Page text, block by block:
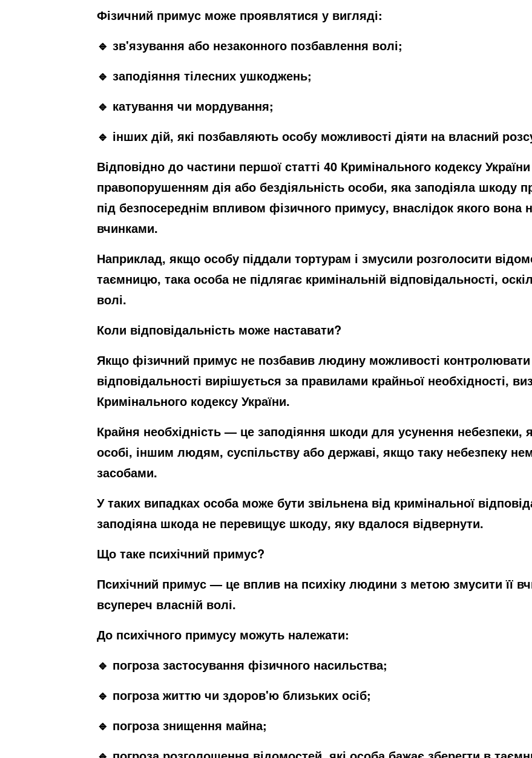
Фізичний примус може проявлятися у вигляді:
🔹 зв'язування або незаконного позбавлення волі;
🔹 заподіяння тілесних ушкоджень;
🔹 катування чи мордування;
🔹 інших дій, які позбавляють особу можливості діяти на власний
Відповідно до частини першої статті 40 Кримінального кодексу
правопорушенням дія або бездіяльність особи, яка заподіяла шкоду
під безпосереднім впливом фізичного примусу, внаслідок якого вона
вчинками.
Наприклад, якщо особу піддали тортурам і змусили розголосити
таємницю, така особа не підлягає кримінальній відповідальності,
волі.
Коли відповідальність може наставати?
Якщо фізичний примус не позбавив людину можливості контролювати
відповідальності вирішується за правилами крайньої необхідності,
Кримінального кодексу України.
Крайня необхідність — це заподіяння шкоди для усунення небезпеки,
особі, іншим людям, суспільству або державі, якщо таку небезпеку
засобами.
У таких випадках особа може бути звільнена від кримінальної
заподіяна шкода не перевищує шкоду, яку вдалося відвернути.
Що таке психічний примус?
Психічний примус — це вплив на психіку людини з метою змусити її
всупереч власній волі.
До психічного примусу можуть належати:
🔹 погроза застосування фізичного насильства;
🔹 погроза життю чи здоров'ю близьких осіб;
🔹 погроза знищення майна;